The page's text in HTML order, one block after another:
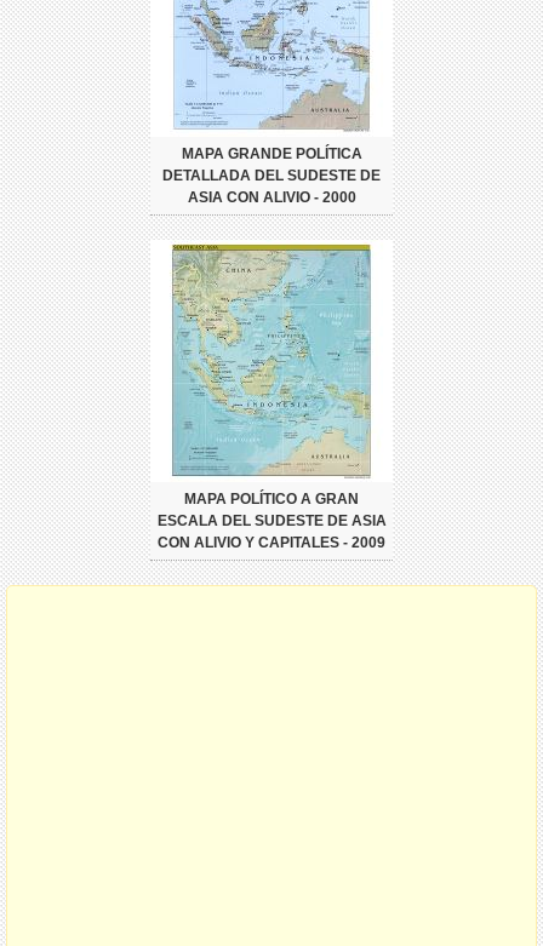
MAPA GRANDE POLÍTICA
DETALLADA DEL SUDESTE DE
ASIA CON ALIVIO - 2000
MAPA POLÍTICO A GRAN
ESCALA DEL SUDESTE DE ASIA
CON ALIVIO Y CAPITALES - 2009